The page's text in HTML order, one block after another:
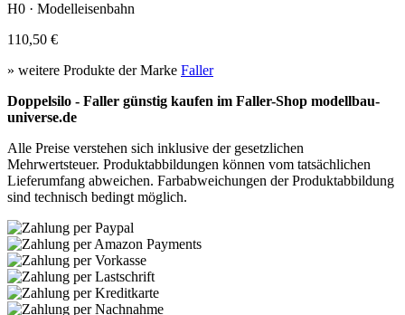
H0 · Modelleisenbahn
110,50 €
» weitere Produkte der Marke Faller
Doppelsilo - Faller günstig kaufen im Faller-Shop modellbau-
universe.de
Alle Preise verstehen sich inklusive der gesetzlichen
Mehrwertsteuer. Produktabbildungen können vom tatsächlichen
Lieferumfang abweichen. Farbabweichungen der Produktabbildung
sind technisch bedingt möglich.